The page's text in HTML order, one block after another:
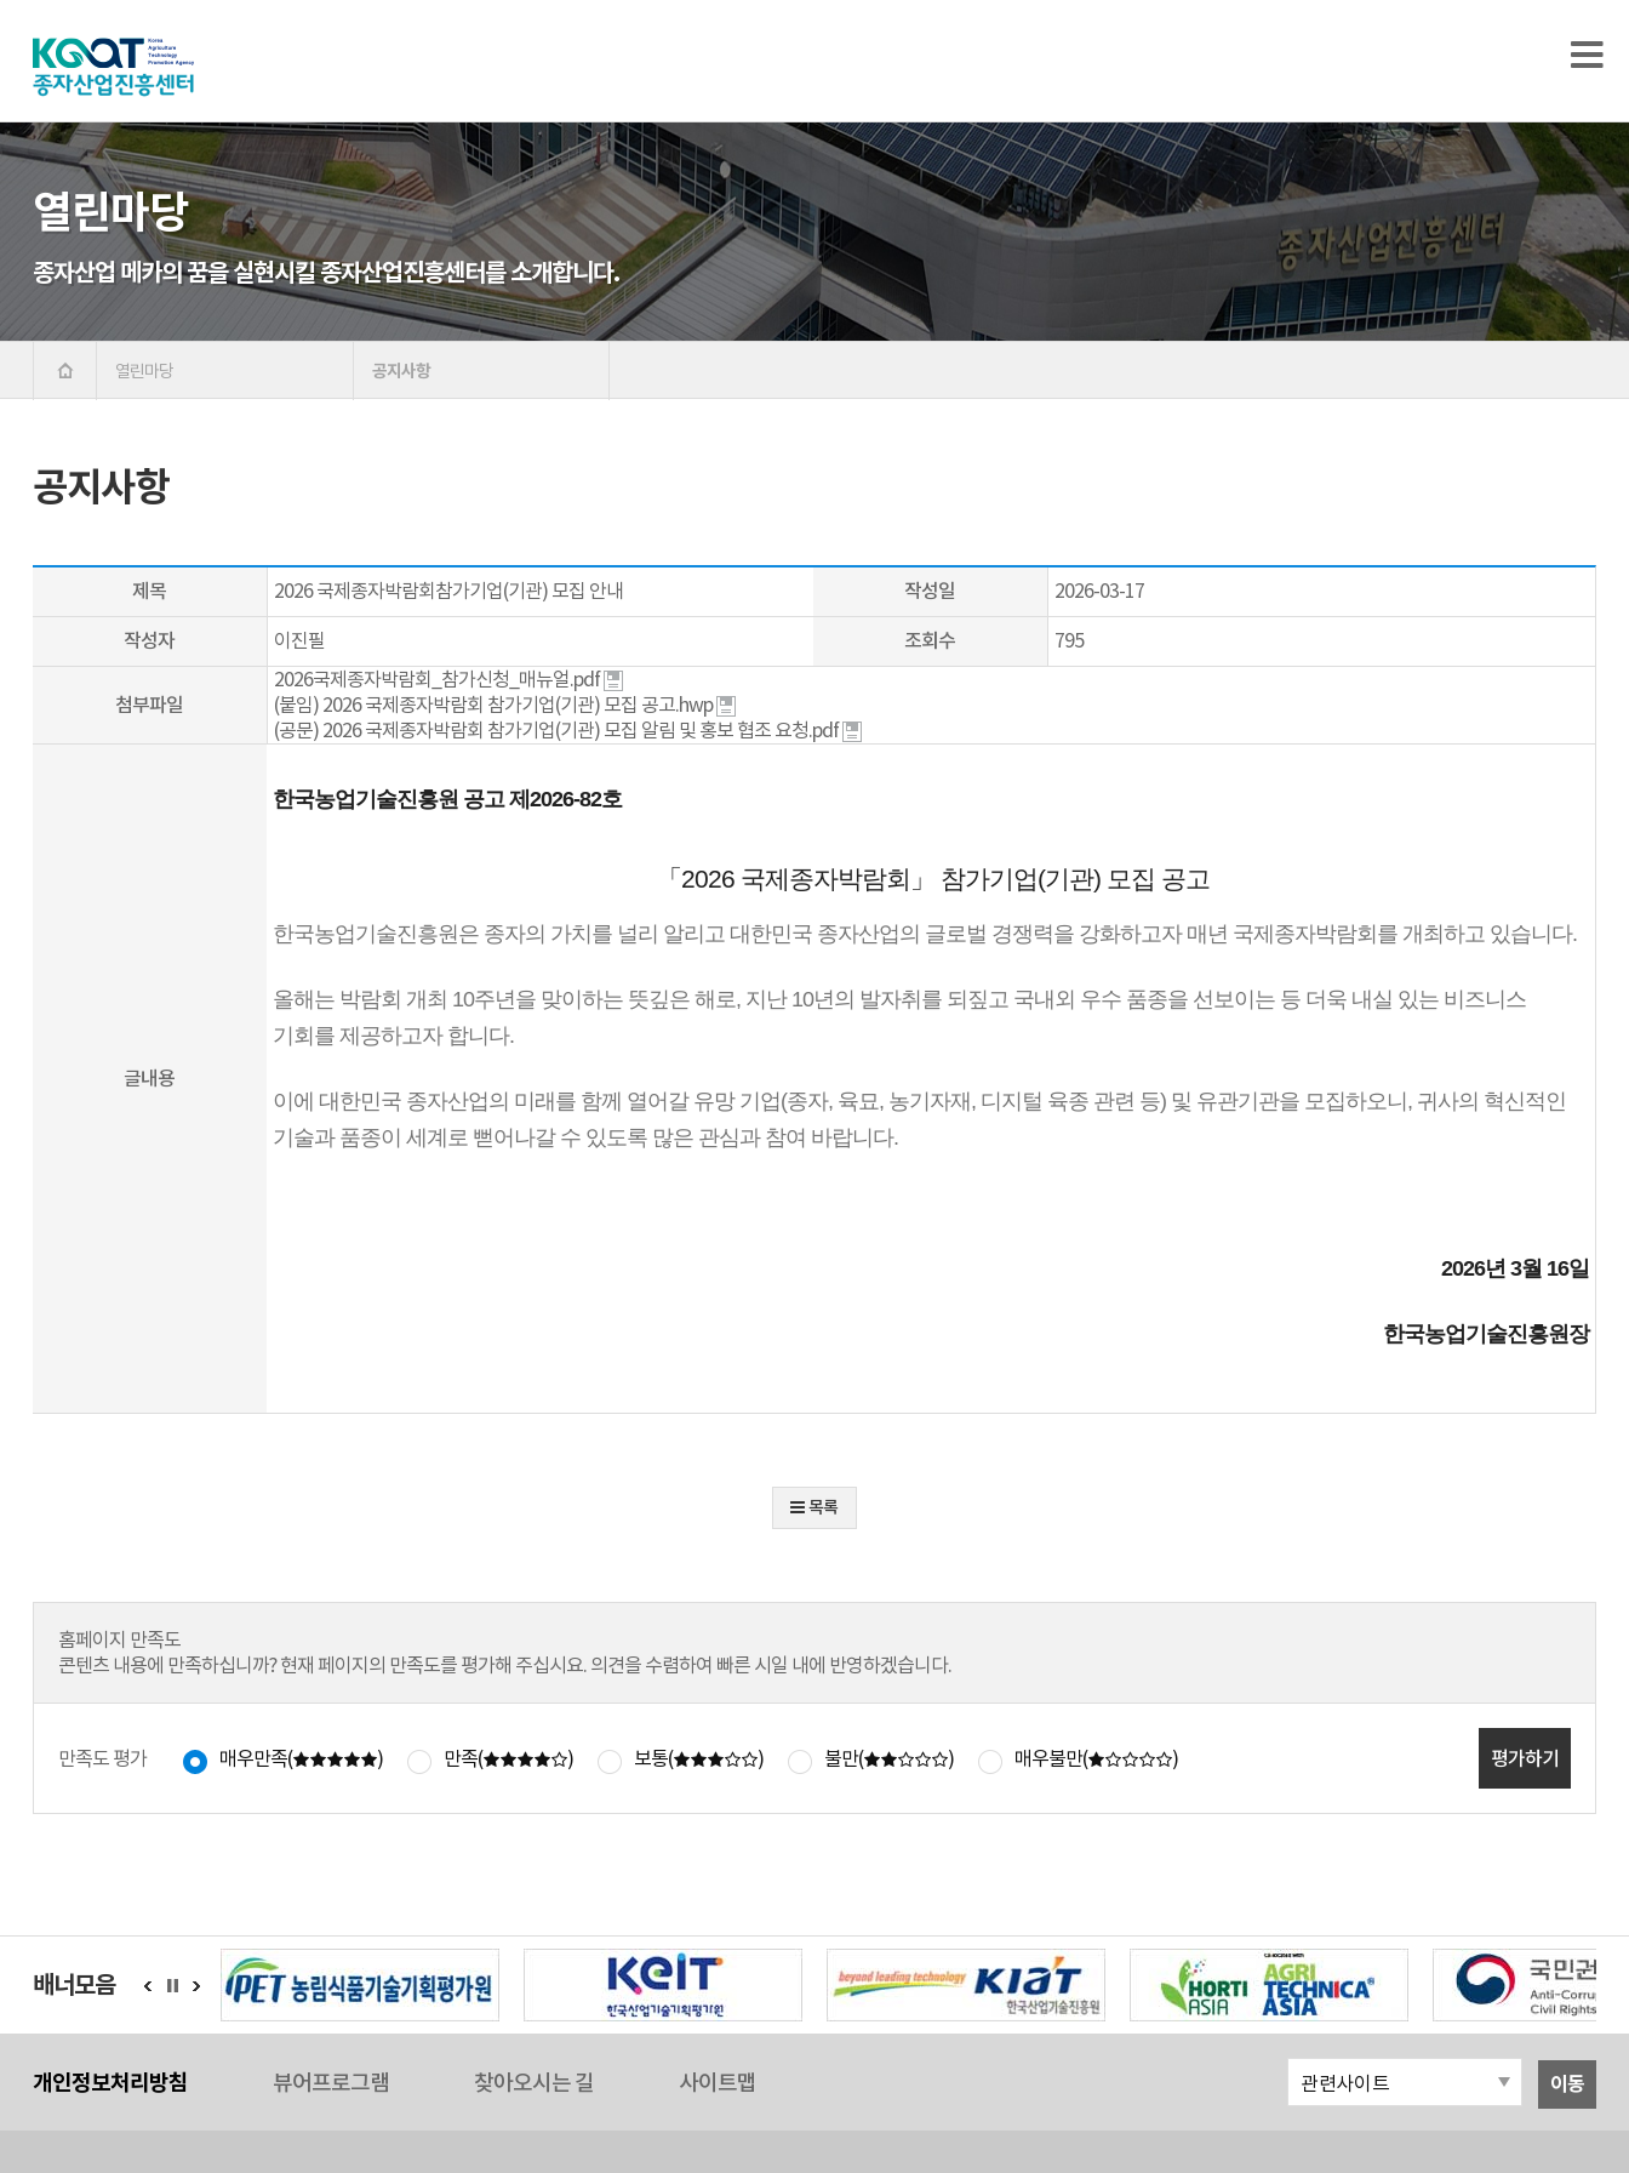
열린마당
종자산업 메카의 꿈을 실현시킬 종자산업진흥센터를 소개합니다.
열린마당 공지사항
공지사항
제목 2026 국제종자박람회참가기업(기관) 모집 안내 작성일 2026-03-17
작성자 이진필 조회수 795
첨부파일
2026국제종자박람회_참가신청_매뉴얼.pdf
(붙임) 2026 국제종자박람회 참가기업(기관) 모집 공고.hwp
(공문) 2026 국제종자박람회 참가기업(기관) 모집 알림 및 홍보 협조 요청.pdf
글내용
한국농업기술진흥원 공고 제2026-82호
「2026 국제종자박람회」 참가기업(기관) 모집 공고
한국농업기술진흥원은 종자의 가치를 널리 알리고 대한민국 종자산업의 글로벌 경쟁력을 강화하고자 매년 국제종자박람회를 개최하고 있습니다.
올해는 박람회 개최 10주년을 맞이하는 뜻깊은 해로, 지난 10년의 발자취를 되짚고 국내외 우수 품종을 선보이는 등 더욱 내실 있는 비즈니스
기회를 제공하고자 합니다.
이에 대한민국 종자산업의 미래를 함께 열어갈 유망 기업(종자, 육묘, 농기자재, 디지털 육종 관련 등) 및 유관기관을 모집하오니, 귀사의 혁신적인
기술과 품종이 세계로 뻗어나갈 수 있도록 많은 관심과 참여 바랍니다.
2026년 3월 16일
한국농업기술진흥원장
목록
홈페이지 만족도
콘텐츠 내용에 만족하십니까? 현재 페이지의 만족도를 평가해 주십시요. 의견을 수렴하여 빠른 시일 내에 반영하겠습니다.
만족도 평가 매우만족( ) 만족( ) 보통( ) 불만( ) 매우불만( ) 평가하기
배너모음
개인정보처리방침 뷰어프로그램 찾아오시는 길 사이트맵 이동